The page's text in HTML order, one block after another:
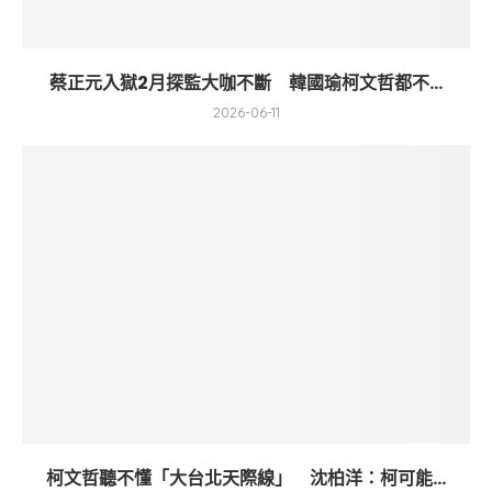
蔡正元入獄2月探監大咖不斷 韓國瑜柯文哲都不...
2026-06-11
柯文哲聽不懂「大台北天際線」 沈柏洋：柯可能...